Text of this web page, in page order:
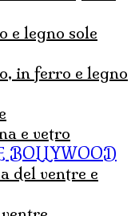
e vetro
BOLLYWOOD